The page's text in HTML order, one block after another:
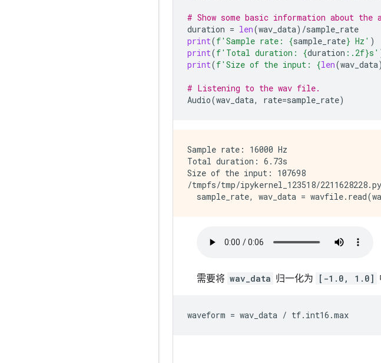
# Show some basic information about the
duration = len(wav_data) /sample_rate
print(f'Sample rate: {sample_rate} Hz' )
print(f'Total duration: {duration : .2f}s'
print(f'Size of the input: {len(wav_data)
# Listening to the wav file.
Audio(wav_data, rate=sample_rate)
Sample rate: 16000 Hz
Total duration: 6.73s
Size of the input: 107698
/tmpfs/tmp/ipykernel_123518/
需要将 wav_data 归一化为 [-1.0, 1.0]
waveform = wav_data / tf. int16 .max